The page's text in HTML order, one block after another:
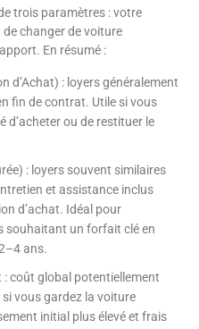
trois paramètres : votre
changer de voiture
En résumé :
d’Achat) : loyers généralement
fin de contrat. Utile si vous
d’acheter ou de restituer le
: loyers souvent similaires
et assistance inclus
d’achat. Idéal pour
souhaitant un forfait clé en
ans.
coût global potentiellement
vous gardez la voiture
initial plus élevé et frais